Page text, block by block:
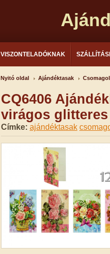
VISZONTELADÓKNAK
Nyitó oldal Ajándéktasak
CQ6406
virágos glitteres
Címke: ajándéktasak